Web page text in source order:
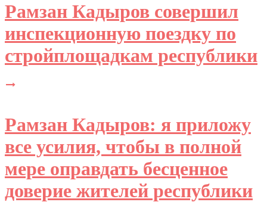
Рамзан Кадыров совершил
инспекционную поездку по
стройплощадкам республики
Рамзан Кадыров: я приложу
все усилия, чтобы в полной
мере оправдать бесценное
доверие жителей республики